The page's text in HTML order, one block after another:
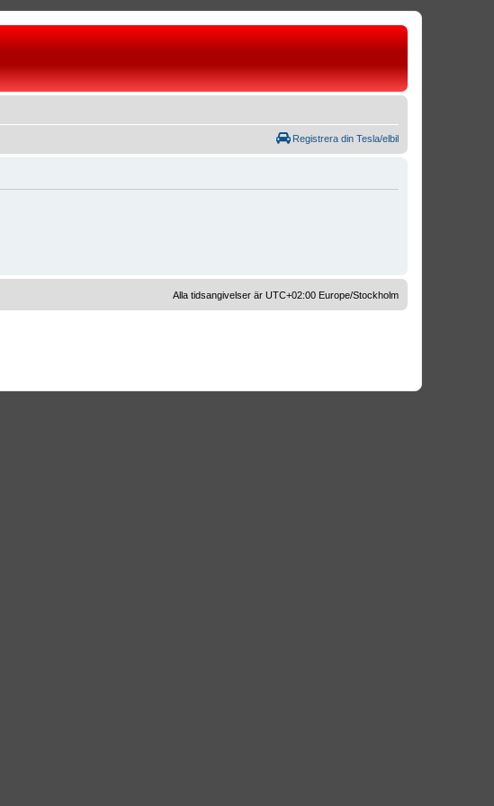
Registrera din Tesla/elbil
Alla tidsangivelser är UTC+02:00 Europe/Stockholm